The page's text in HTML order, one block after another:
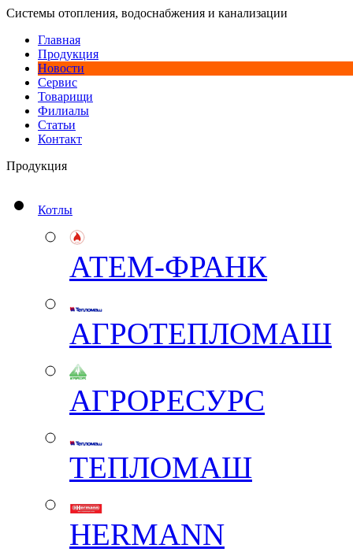
Системы отопления, водоснабжения и канализации
Главная
Продукция
Новости
Сервис
Товарищи
Филиалы
Статьи
Контакт
Продукция
Котлы
АТЕМ-ФРАНК
АГРОТЕПЛОМАШ
АГРОРЕСУРС
ТЕПЛОМАШ
HERMANN